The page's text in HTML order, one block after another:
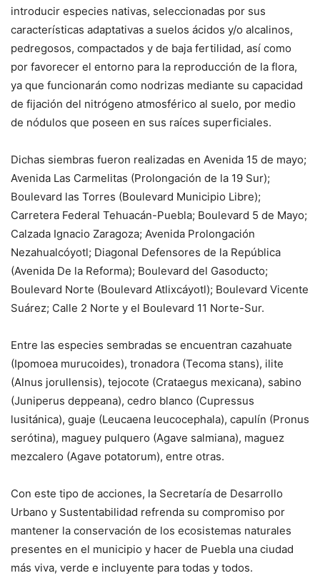
introducir especies nativas, seleccionadas por sus
características adaptativas a suelos ácidos y/o alcalinos,
pedregosos, compactados y de baja fertilidad, así como
por favorecer el entorno para la reproducción de la flora,
ya que funcionarán como nodrizas mediante su capacidad
de fijación del nitrógeno atmosférico al suelo, por medio
de nódulos que poseen en sus raíces superficiales.
Dichas siembras fueron realizadas en Avenida 15 de mayo;
Avenida Las Carmelitas (Prolongación de la 19 Sur);
Boulevard las Torres (Boulevard Municipio Libre);
Carretera Federal Tehuacán-Puebla; Boulevard 5 de Mayo;
Calzada Ignacio Zaragoza; Avenida Prolongación
Nezahualcóyotl; Diagonal Defensores de la República
(Avenida De la Reforma); Boulevard del Gasoducto;
Boulevard Norte (Boulevard Atlixcáyotl); Boulevard Vicente
Suárez; Calle 2 Norte y el Boulevard 11 Norte-Sur.
Entre las especies sembradas se encuentran cazahuate
(Ipomoea murucoides), tronadora (Tecoma stans), ilite
(Alnus jorullensis), tejocote (Crataegus mexicana), sabino
(Juniperus deppeana), cedro blanco (Cupressus
lusitánica), guaje (Leucaena leucocephala), capulín (Pronus
serótina), maguey pulquero (Agave salmiana), maguez
mezcalero (Agave potatorum), entre otras.
Con este tipo de acciones, la Secretaría de Desarrollo
Urbano y Sustentabilidad refrenda su compromiso por
mantener la conservación de los ecosistemas naturales
presentes en el municipio y hacer de Puebla una ciudad
más viva, verde e incluyente para todas y todos.